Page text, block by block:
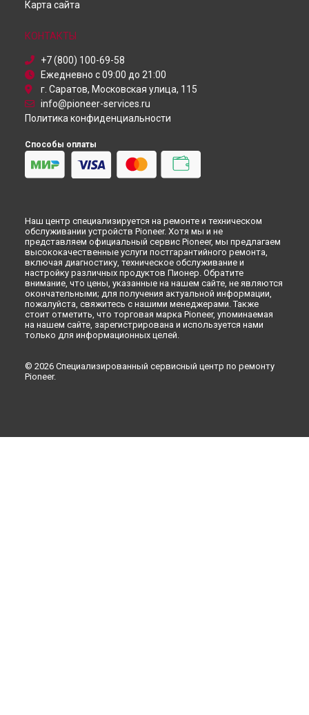
Ремонт DJ контроллера XDJ-1000 MK5 Pioneer в
Ульяновске
Ремонт DJ контроллера XDJ-1000 MK5 Pioneer в
Ремонт DJ контроллера XDJ-1000 MK5 Pioneer в
Ремонт DJ контроллера XDJ-1000 MK5 Pioneer в
Карта сайта
КОНТАКТЫ
+7 (800) 100-69-58
Ежедневно с 09:00 до 21:00
г. Саратов, Московская улица, 115
info@pioneer-services.ru
Политика конфиденциальности
Способы оплаты
Наш центр специализируется на ремонте и техническом
обслуживании устройств Pioneer. Хотя мы и не
представляем официальный сервис Pioneer, мы предлагаем
высококачественные услуги постгарантийного ремонта,
включая диагностику, техническое обслуживание и
настройку различных продуктов Пионер. Обратите
внимание, что цены, указанные на нашем сайте, не являются
окончательными; для получения актуальной информации,
пожалуйста, свяжитесь с нашими менеджерами. Также
стоит отметить, что торговая марка Pioneer, упоминаемая
на нашем сайте, зарегистрирована и используется нами
только для информационных целей.
© 2026 Специализированный сервисный центр по ремонту
Pioneer.